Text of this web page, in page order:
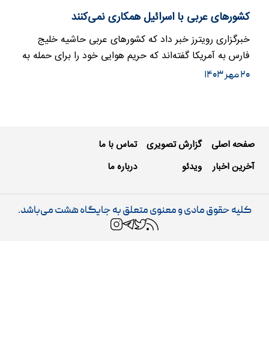
کشورهای عربی با اسرائیل همکاری نمی‌کنند
خبرگزاری رویترز خبر داد که کشورهای عربی حاشیه خلیج
فارس به آمریکا گفته‌اند که حریم هوایی خود را برای حمله به
ایران در…
۲۰ مهر ۱۴۰۳
صفحه اصلی
آخرین اخبار
گزارش تصویری
ویدئو
تماس با ما
درباره ما
کلیه حقوق مادی و معنوی متعلق به جایگاه هشت می‌باشد.